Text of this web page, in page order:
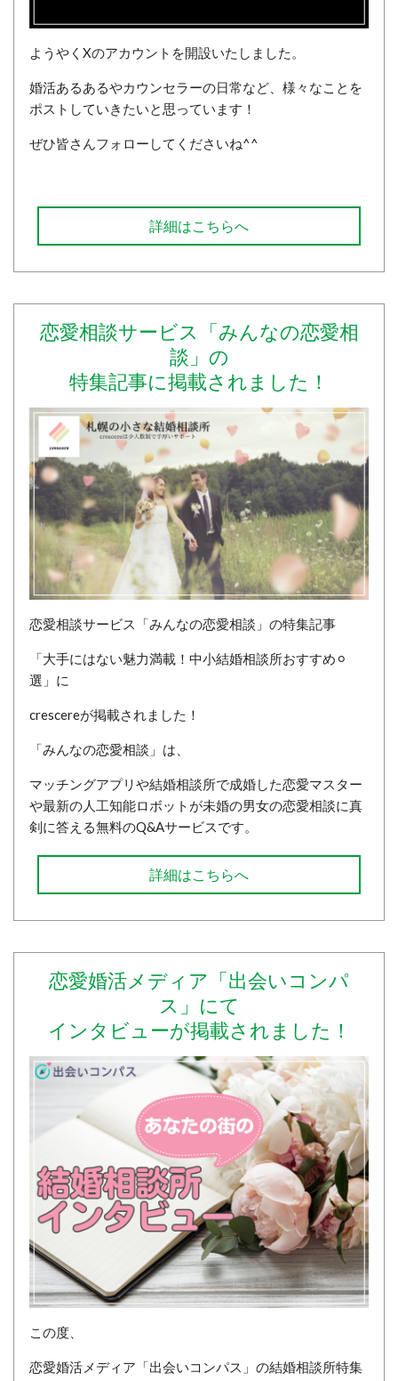
ようやくXのアカウントを開設いたしました。
婚活あるあるやカウンセラーの日常など、様々なことを
ポストしていきたいと思っています！
ぜひ皆さんフォローしてくださいね^^
詳細はこちらへ
恋愛相談サービス「みんなの恋愛相
談」の
特集記事に掲載されました！
恋愛相談サービス「みんなの恋愛相談」の特集記事
「大手にはない魅力満載！中小結婚相談所おすすめ⚪︎
選」に
crescereが掲載されました！
「みんなの恋愛相談」は、
マッチングアプリや結婚相談所で成婚した恋愛マスター
や最新の人工知能ロボットが未婚の男女の恋愛相談に真
剣に答える無料のQ&Aサービスです。
詳細はこちらへ
恋愛婚活メディア「出会いコンパ
ス」にて
インタビューが掲載されました！
この度、
恋愛婚活メディア「出会いコンパス」の結婚相談所特集